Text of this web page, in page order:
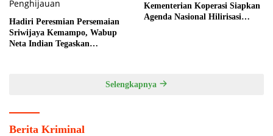
Hadiri Peresmian Persemaian
Sriwijaya Kemampo, Wabup
Neta Indian Tegaskan
Kementerian Koperasi Siapkan
Agenda Nasional Hilirisasi
Selengkapnya
Berita Kriminal